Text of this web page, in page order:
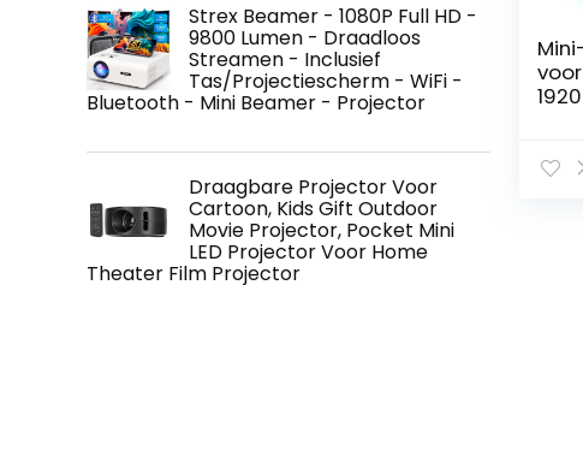
Strex Beamer - 1080P Full HD -
9800 Lumen - Draadloos
Streamen - Inclusief
Tas/Projectiescherm - WiFi -
Bluetooth - Mini Beamer - Projector
Draagbare Projector Voor
Cartoon, Kids Gift Outdoor
Movie Projector, Pocket Mini
LED Projector Voor Home
Theater Film Projector